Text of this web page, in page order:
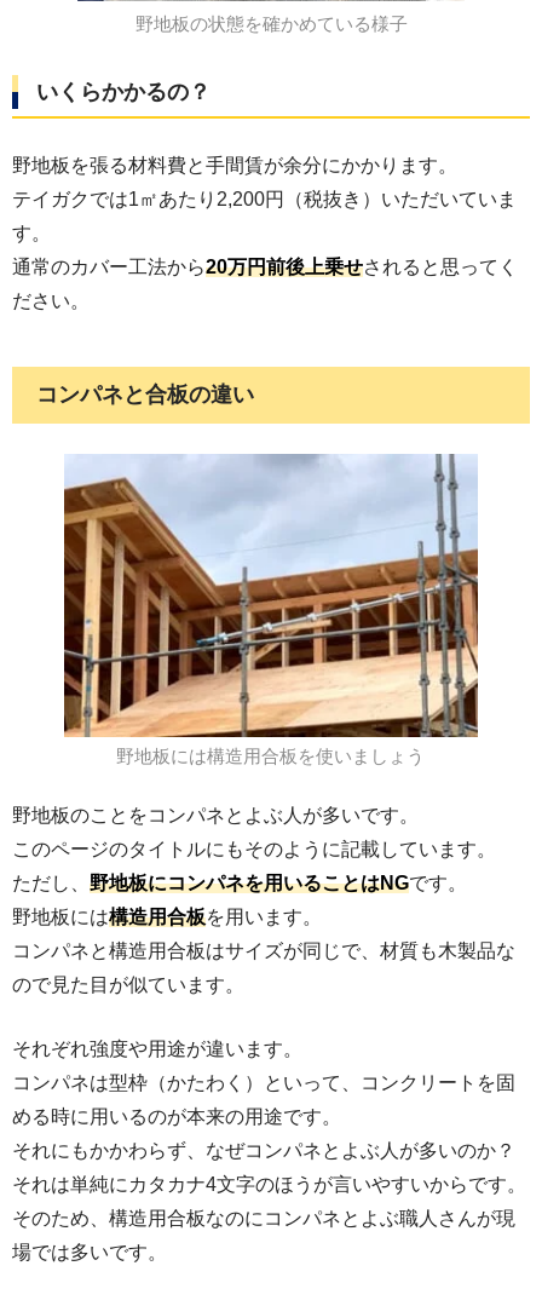
野地板の状態を確かめている様子
いくらかかるの？
野地板を張る材料費と手間賃が余分にかかります。
テイガクでは1㎡あたり2,200円（税抜き）いただいていま
す。
通常のカバー工法から20万円前後上乗せされると思ってく
ださい。
コンパネと合板の違い
野地板には構造用合板を使いましょう
野地板のことをコンパネとよぶ人が多いです。
このページのタイトルにもそのように記載しています。
ただし、 野地板にコンパネを用いることはNGです。
野地板には構造用合板を用います。
コンパネと構造用合板はサイズが同じで、材質も木製品な
ので見た目が似ています。
それぞれ強度や用途が違います。
コンパネは型枠（かたわく）といって、コンクリートを固
める時に用いるのが本来の用途です。
それにもかかわらず、なぜコンパネとよぶ人が多いのか？
それは単純にカタカナ4文字のほうが言いやすいからです。
そのため、構造用合板なのにコンパネとよぶ職人さんが現
場では多いです。